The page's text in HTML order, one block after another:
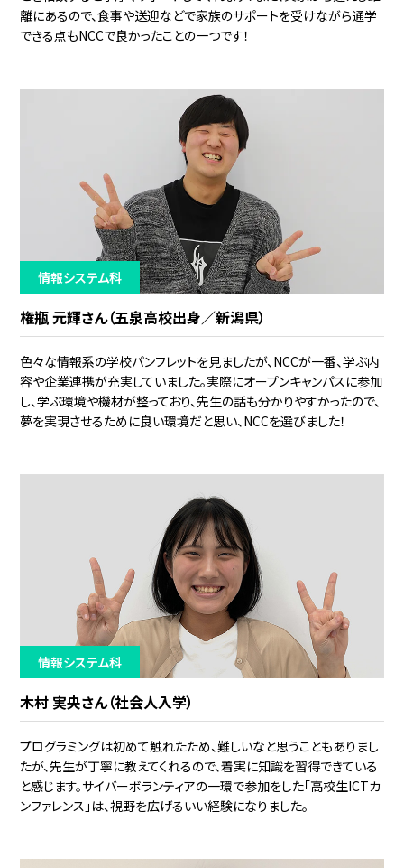
離にあるので、食事や送迎などで家族のサポートを受けながら通学
できる点もNCCで良かったことの一つです！
情報システム科
権瓶 元輝さん（五泉高校出身／新潟県）
色々な情報系の学校パンフレットを見ましたが、NCCが一番、学ぶ内
容や企業連携が充実していました。実際にオープンキャンパスに参加
し、学ぶ環境や機材が整っており、先生の話も分かりやすかったので、
夢を実現させるために良い環境だと思い、NCCを選びました！
情報システム科
木村 実央さん（社会人入学）
プログラミングは初めて触れたため、難しいなと思うこともありまし
たが、先生が丁寧に教えてくれるので、着実に知識を習得できている
と感じます。サイバーボランティアの一環で参加をした「高校生ICTカ
ンファレンス」は、視野を広げるいい経験になりました。